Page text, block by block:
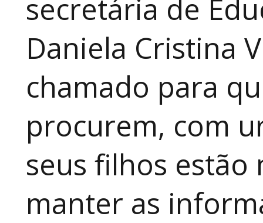
secretária de
Daniela Cristina
chamado para
procurem, com
seus filhos
manter as